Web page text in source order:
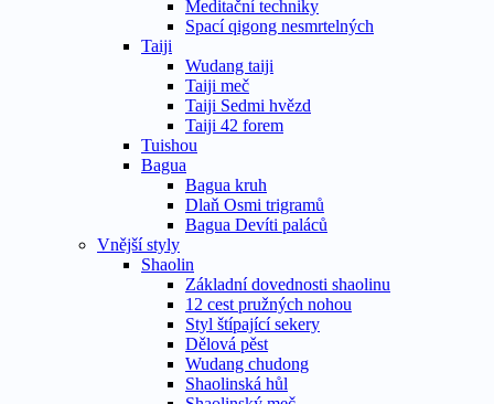
Meditační techniky
Spací qigong nesmrtelných
Taiji
Wudang taiji
Taiji meč
Taiji Sedmi hvězd
Taiji 42 forem
Tuishou
Bagua
Bagua kruh
Dlaň Osmi trigramů
Bagua Devíti paláců
Vnější styly
Shaolin
Základní dovednosti shaolinu
12 cest pružných nohou
Styl štípající sekery
Dělová pěst
Wudang chudong
Shaolinská hůl